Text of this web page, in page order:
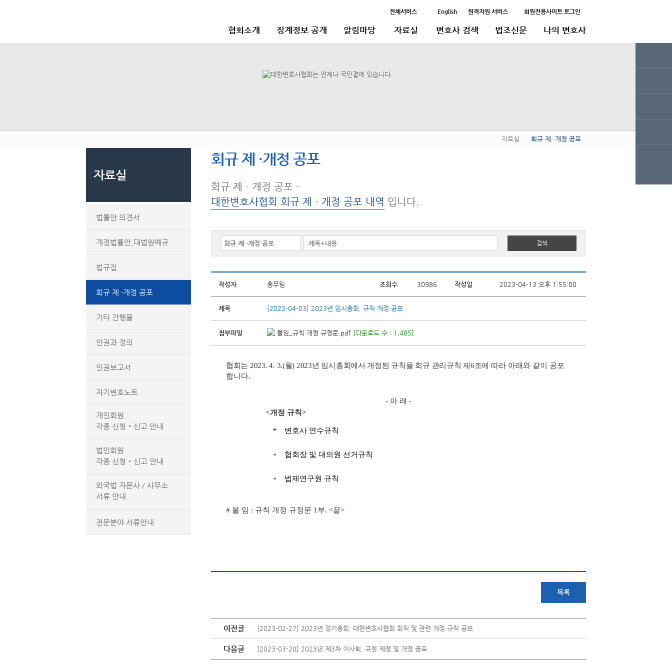
전체서비스 English 원격지원 서비스 회원전용사이트 로그인
협회소개 징계정보 공개 알림마당 자료실 변호사 검색 법조신문 나의 변호사
자료실 회규 제 ·개정 공포
자료실
법률안 의견서
개정법률안,대법원예규
법규집
회규 제 ·개정 공포
기타 간행물
인권과 정의
인권보고서
자기변호노트
개인회원
각종 신청‧신고 안내
법인회원
각종 신청‧신고 안내
외국법 자문사 / 사무소
서류 안내
전문분야 서류안내
회규 제 ·개정 공포
회규 제ㆍ개정 공포 -
대한변호사협회 회규 제ㆍ개정 공포 내역 입니다.
작성자 총무팀 조회수 30986 작성일 2023-04-13 오후 1:55:00
제목 [2023-04-03] 2023년 임시총회, 규칙 개정 공포
첨부파일 붙임_규칙 개정 규정문.pdf [다운로드 수 : 1,485]
협회는 2023. 4. 3.(월) 2023년 임시총회에서 개정된 규칙을 회규 관리규칙 제 6조에 따라 아래와 같이 공포
합니다.
- 아 래 -
<개정 규칙>
* 변호사 연수규칙
* 협회장 및 대의원 선거규칙
* 법제연구원 규칙
# 붙 임 : 규칙 개정 규정문 1 부. <끝>
목록
이전글 [2023-02-27] 2023년 정기총회, 대한변호사협회 회칙 및 관련 개정 규칙 공포
다음글 [2023-03-20] 2023년 제3차 이사회, 규정 제정 및 개정 공포